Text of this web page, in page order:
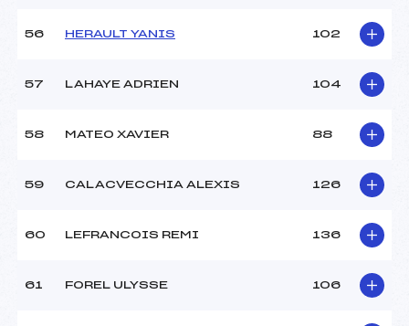
56 HERAULT YANIS 102
57 LAHAYE ADRIEN 104
58 MATEO XAVIER 88
59 CALACVECCHIA ALEXIS 126
60 LEFRANCOIS REMI 136
61 FOREL ULYSSE 106